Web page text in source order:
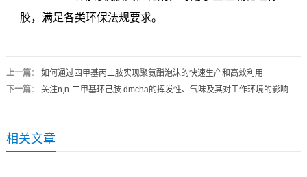
胶，满足各类环保法规要求。
上一篇： 如何通过四甲基丙二胺实现聚氨酯泡沫的快速生产和高效利用
下一篇： 关注n,n-二甲基环己胺 dmcha的挥发性、气味及其对工作环境的影响
相关文章